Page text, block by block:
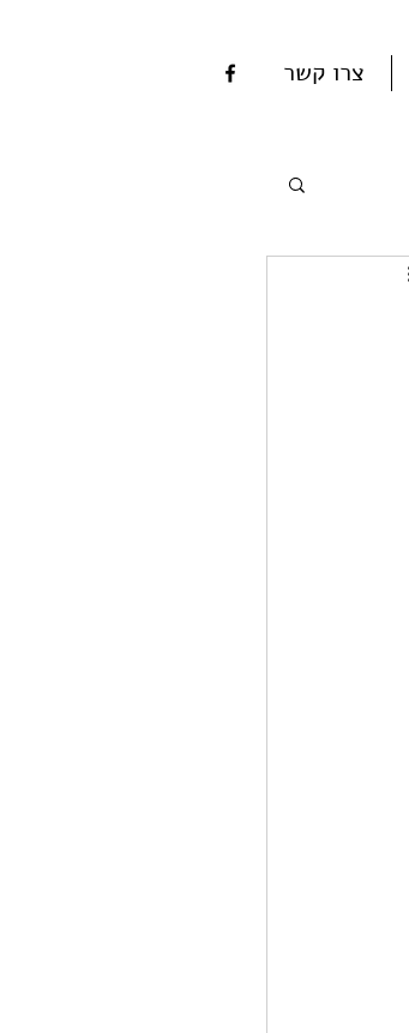
צרו קשר